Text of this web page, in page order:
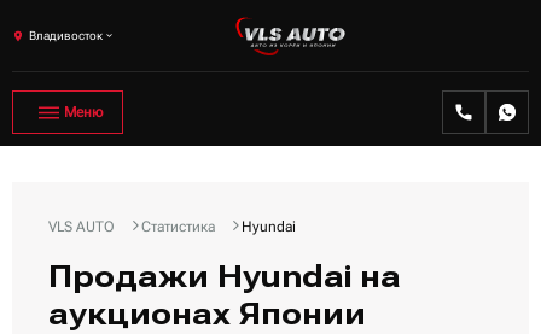
Владивосток
Меню
VLS AUTO Статистика Hyundai
Продажи Hyundai на
аукционах Японии